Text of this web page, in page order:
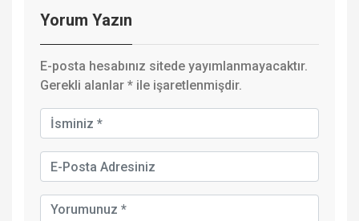
Yorum Yazın
E-posta hesabınız sitede yayımlanmayacaktır.
Gerekli alanlar * ile işaretlenmişdir.